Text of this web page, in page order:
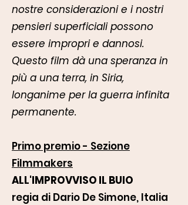
nostre considerazioni e i nostri
pensieri superficiali possono
essere impropri e dannosi.
Questo film dà una speranza in
più a una terra, in Siria,
longanime per la guerra infinita
permanente.
Primo premio - Sezione
Filmmakers
ALL'IMPROVVISO IL BUIO
regia di Dario De Simone, Italia